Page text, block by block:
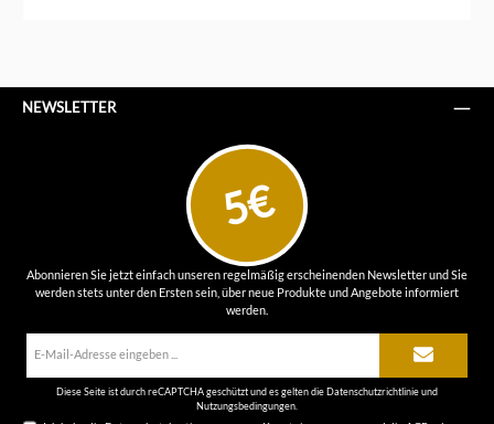
NEWSLETTER
5€
Abonnieren Sie jetzt einfach unseren regelmäßig erscheinenden Newsletter und Sie
werden stets unter den Ersten sein, über neue Produkte und Angebote informiert
werden.
Diese Seite ist durch reCAPTCHA geschützt und es gelten die Datenschutzrichtlinieund
Nutzungsbedingungen.